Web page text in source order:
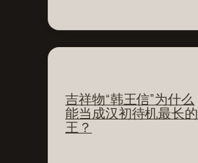
吉祥物“韩王信”为什么
能当成汉初待机最长的
王？